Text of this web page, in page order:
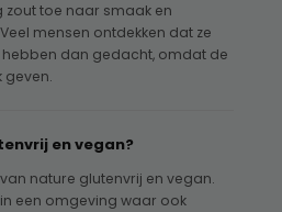
zout toe naar smaak en
mensen ontdekken dat ze
dan gedacht, omdat de
geven.
en vegan?
nature glutenvrij en vegan.
een omgeving waar ook